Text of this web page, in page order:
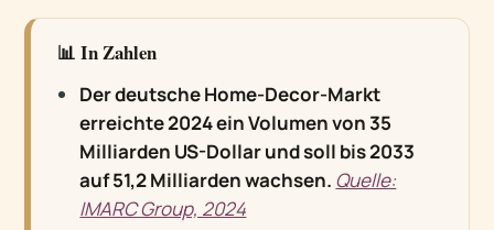
📊 In Zahlen
Der deutsche Home-Decor-Markt
erreichte 2024 ein Volumen von 35
Milliarden US-Dollar und soll bis 2033
auf 51,2 Milliarden wachsen. Quelle:
IMARC Group, 2024